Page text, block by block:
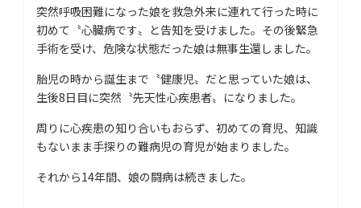
突然呼吸困難になった娘を救急外来に連れて行った時に
初めて〝心臓病です〟と告知を受けました。その後緊急
手術を受け、危険な状態だった娘は無事生還しました。
胎児の時から誕生まで〝健康児〟だと思っていた娘は、
生後8日目に突然〝先天性心疾患者〟になりました。
周りに心疾患の知り合いもおらず、初めての育児、知識
もないまま手探りの難病児の育児が始まりました。
それから14年間、娘の闘病は続きました。